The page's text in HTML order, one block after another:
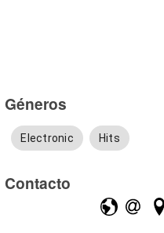
Géneros
Electronic Hits
Contacto